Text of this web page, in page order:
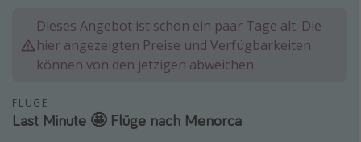
Gozo Urlaub
Normandie Urlaub
St. Lucia Urlaub
Kefalonia Urlaub
Dieses Angebot ist schon ein paar Tage alt. Die
hier angezeigten Preise und Verfügbarkeiten
können von den jetzigen abweichen.
FLÜGE
Last Minute 🤩 Flüge nach Menorca